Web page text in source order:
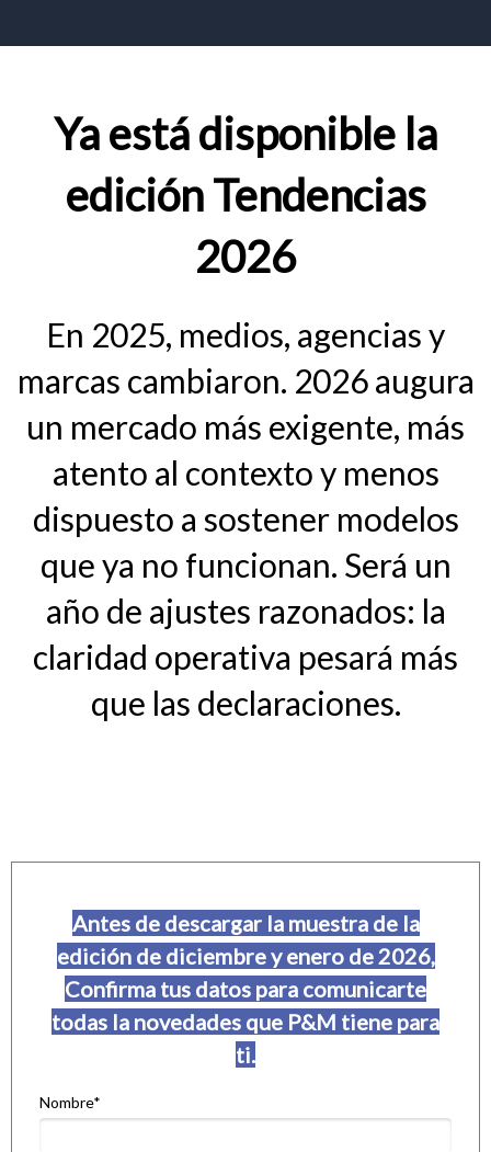
Ya está disponible la
edición Tendencias
2026
En 2025, medios, agencias y
marcas cambiaron. 2026 augura
un mercado más exigente, más
atento al contexto y menos
dispuesto a sostener modelos
que ya no funcionan. Será un
año de ajustes razonados: la
claridad operativa pesará más
que las declaraciones.
Antes de descargar la muestra de la
edición de diciembre y enero de 2026,
Confirma tus datos para comunicarte
todas la novedades que P&M tiene para
ti.
Nombre*